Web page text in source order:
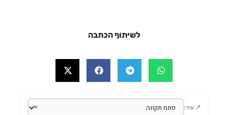
לשיתוף הכתבה
📍 עיר: